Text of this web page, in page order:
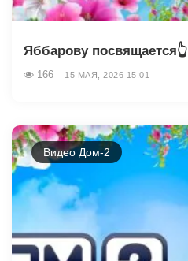
Яббарову посвящается👆
166 15 МАЯ, 2026 15:01
Видео Дом-2